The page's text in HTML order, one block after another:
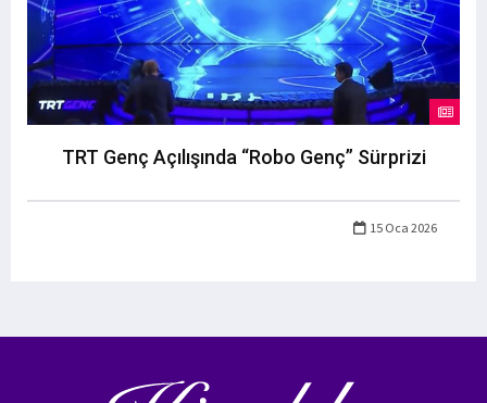
TRT Genç Açılışında “Robo Genç” Sürprizi
15 Oca 2026